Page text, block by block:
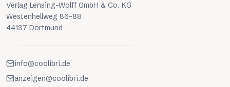
Verlag Lensing-Wolff GmbH & Co. KG
Westenhellweg 86-88
44137 Dortmund
info@coolibri.de
anzeigen@coolibri.de